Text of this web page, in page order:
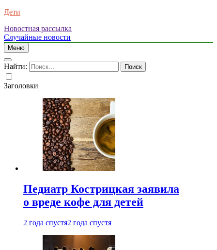
Дети
Новостная рассылка
Случайные новости
Меню
Найти:
Заголовки
Педиатр Кострицкая заявила
о вреде кофе для детей
2 года спустя2 года спустя